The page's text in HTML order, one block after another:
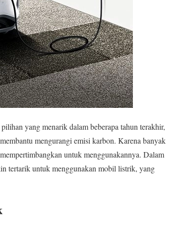
yang menarik dalam beberapa tahun terakhir,
mengurangi emisi karbon. Karena banyak
untuk menggunakannya. Dalam
tertarik untuk menggunakan mobil listrik, yang